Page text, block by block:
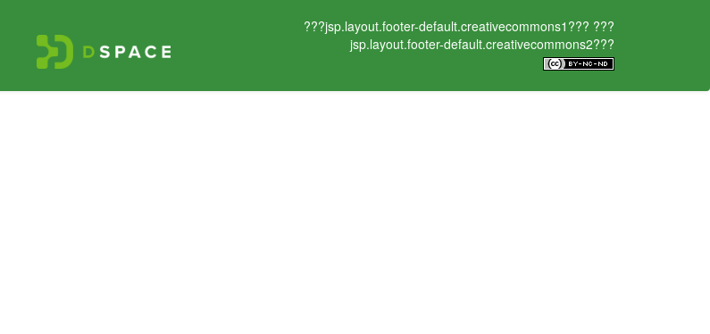
???jsp.layout.footer-default.creativecommons1??? ???
jsp.layout.footer-default.creativecommons2???